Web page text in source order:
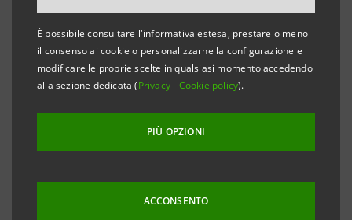
È possibile consultare l'informativa estesa, prestare o meno
il consenso ai cookie o personalizzarne la configurazione e
modificare le proprie scelte in qualsiasi momento accedendo
alla sezione dedicata (Privacy- Cookie policy).
PIÙ OPZIONI
ACCONSENTO